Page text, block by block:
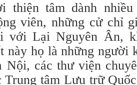
thiện tâm dành
viên, những cử chỉ
với Lại Nguyên Ân,
này họ là những người
Nội, các thư viện
Trung tâm Lưu trữ